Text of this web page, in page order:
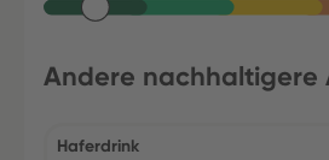
Andere nachhaltigere
Haferdrink